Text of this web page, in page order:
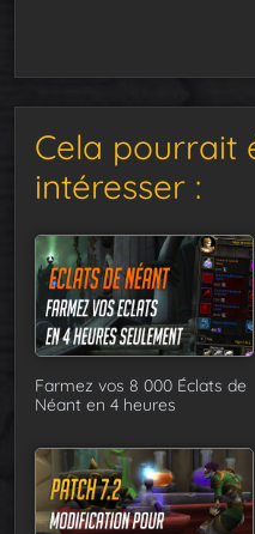
Cela pourrait
intéresser :
Farmez vos 8 000 Éclats de
Néant en 4 heures